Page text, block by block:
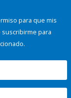
para que mis
para